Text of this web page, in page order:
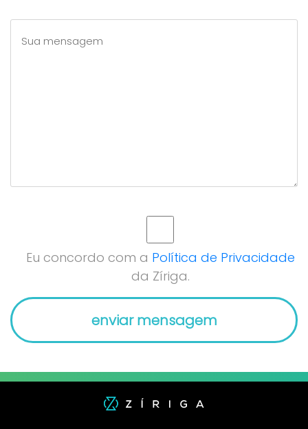
Eu concordo com a Política de Privacidade
da Zíriga.